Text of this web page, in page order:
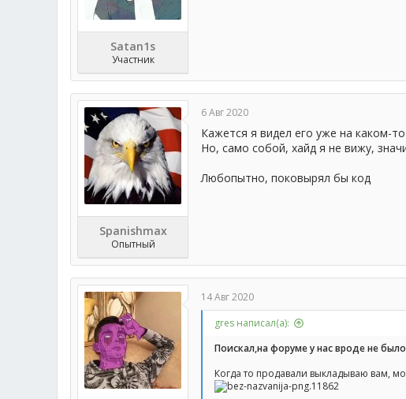
Satan1s
Участник
Spanishmax
Опытный
6 Авг 2020
Кажется я видел его уже на каком-
Но, само собой, хайд я не вижу,
Любопытно, поковырял бы код
14 Авг 2020
gres написал(а):
Поискал,на форуме у нас вроде не
Когда то продавали выкладываю вам,